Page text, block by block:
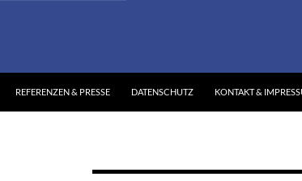
REFERENZEN & PRESSE DATENSCHUTZ KONTAKT &